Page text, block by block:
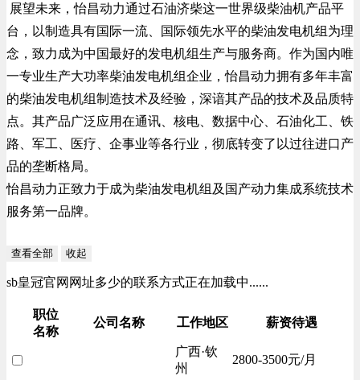
展望未来，怡昌动力通过石油济柴这一世界级柴油机产品平
台，以制造具有国际一流、国际领先水平的柴油发电机组为理
念，致力成为中国最好的发电机组生产与服务商。作为国内唯
一专业生产大功率柴油发电机组企业，怡昌动力拥有多年丰富
的柴油发电机组制造技术及经验，深谙其产品的技术及品质特
点。其产品广泛应用在通讯、核电、数据中心、石油化工、铁
路、军工、医疗、企事业等各行业，彻底转变了以过往进口产
品的垄断格局。
怡昌动力正致力于成为柴油发电机组及国产动力集成系统技术
服务第一品牌。
查看全部 收起
sb皇冠官网网址多少的联系方式正在加载中......
职位
名称
公司名称 工作地区 薪资待遇
广西·钦
州
2800-3500元/月